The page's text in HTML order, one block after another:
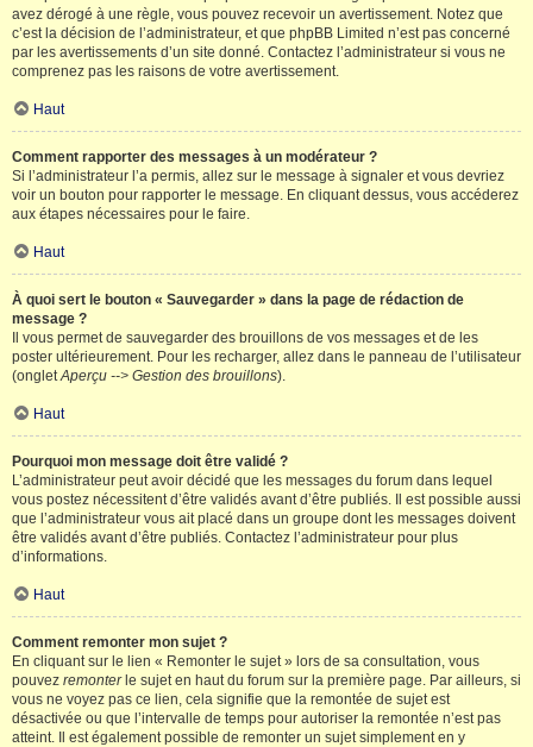
avez dérogé à une règle, vous pouvez recevoir un avertissement. Notez que
c’est la décision de l’administrateur, et que phpBB Limited n’est pas concerné
par les avertissements d’un site donné. Contactez l’administrateur si vous ne
comprenez pas les raisons de votre avertissement.
Haut
Comment rapporter des messages à un modérateur ?
Si l’administrateur l’a permis, allez sur le message à signaler et vous devriez
voir un bouton pour rapporter le message. En cliquant dessus, vous accéderez
aux étapes nécessaires pour le faire.
Haut
À quoi sert le bouton « Sauvegarder » dans la page de rédaction de
message ?
Il vous permet de sauvegarder des brouillons de vos messages et de les
poster ultérieurement. Pour les recharger, allez dans le panneau de l’utilisateur
(ongletAperçu --> Gestion des brouillons).
Haut
Pourquoi mon message doit être validé ?
L’administrateur peut avoir décidé que les messages du forum dans lequel
vous postez nécessitent d’être validés avant d’être publiés. Il est possible aussi
que l’administrateur vous ait placé dans un groupe dont les messages doivent
être validés avant d’être publiés. Contactez l’administrateur pour plus
d’informations.
Haut
Comment remonter mon sujet ?
En cliquant sur le lien « Remonter le sujet » lors de sa consultation, vous
pouvez remonterle sujet en haut du forum sur la première page. Par ailleurs, si
vous ne voyez pas ce lien, cela signifie que la remontée de sujet est
désactivée ou que l’intervalle de temps pour autoriser la remontée n’est pas
atteint. Il est également possible de remonter un sujet simplement en y